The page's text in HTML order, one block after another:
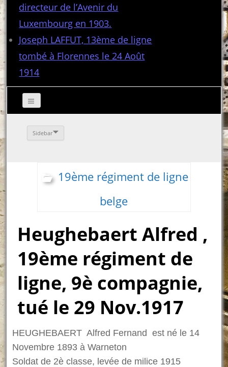
directeur de l’Avenir du
Luxembourg en 1903.
Joseph LAFFUT, 13ème de ligne
tombé à Florennes le 24 Août
1914
Sidebar
19ème régiment de ligne
belge
Heughebaert Alfred ,
19ème régiment de
ligne, 9è compagnie,
tué le 29 Nov.1917
HEUGHEBAERT Alfred Fernand est né le 14
Novembre 1893 à Warneton
Soldat de 2è classe, levée de milice 1915